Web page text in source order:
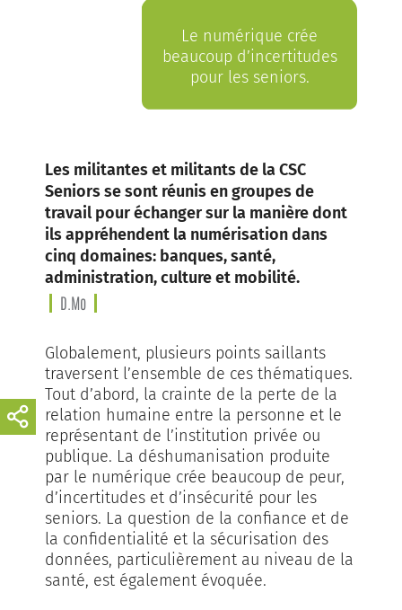
Le numérique crée
beaucoup d’incertitudes
pour les seniors.
Les militantes et militants de la CSC
Seniors se sont réunis en groupes de
travail pour échanger sur la manière dont
ils appréhendent la numérisation dans
cinq domaines: banques, santé,
administration, culture et mobilité.
D.Mo
Globalement, plusieurs points saillants
traversent l’ensemble de ces thématiques.
Tout d’abord, la crainte de la perte de la
relation humaine entre la personne et le
représentant de l’institution privée ou
publique. La déshumanisation produite
par le numérique crée beaucoup de peur,
d’incertitudes et d’insécurité pour les
seniors. La question de la confiance et de
la confidentialité et la sécurisation des
données, particulièrement au niveau de la
santé, est également évoquée.